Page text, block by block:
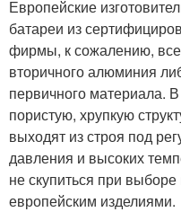
Европейские
батареи из
фирмы, к сожалению,
вторичного алюминия
первичного материала.
пористую, хрупкую
выходят из строя под
давления и высоких
не скупиться при
европейским изделиями.